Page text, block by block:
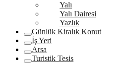
Yalı
Yalı Dairesi
Yazlık
Günlük Kiralık Konut
İş Yeri
Arsa
Turistik Tesis